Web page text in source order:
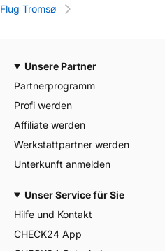
Flug Tromsø
Unsere Partner
Partnerprogramm
Profi werden
Affiliate werden
Werkstattpartner werden
Unterkunft anmelden
Unser Service für Sie
Hilfe und Kontakt
CHECK24 App